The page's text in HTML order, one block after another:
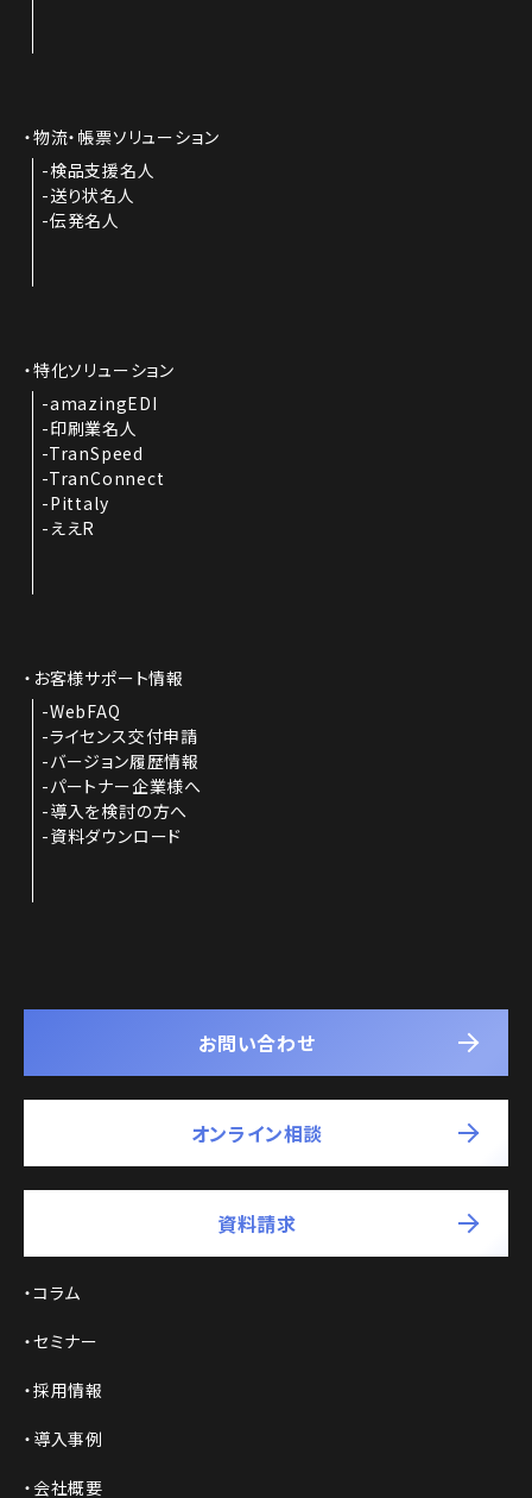
物流・帳票ソリューション
検品支援名人
送り状名人
伝発名人
特化ソリューション
amazingEDI
印刷業名人
TranSpeed
TranConnect
Pittaly
ええR
お客様サポート情報
WebFAQ
ライセンス交付申請
バージョン履歴情報
パートナー企業様へ
導入を検討の方へ
資料ダウンロード
お問い合わせ
オンライン相談
資料請求
コラム
セミナー
採用情報
導入事例
会社概要